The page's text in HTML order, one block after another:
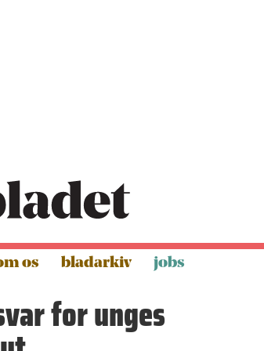
os bladarkiv jobs
for unges